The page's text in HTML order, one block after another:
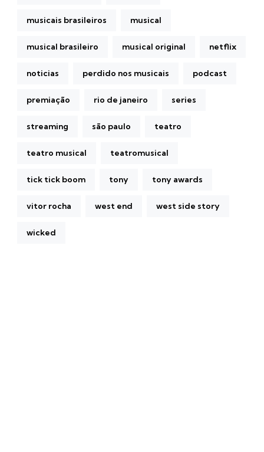
musicais brasileiros musical
musical brasileiro musical original netflix
noticias perdido nos musicais podcast
premiação rio de janeiro series
streaming são paulo teatro
teatro musical teatromusical
tick tick boom tony tony awards
vitor rocha west end west side story
wicked